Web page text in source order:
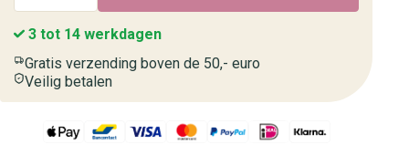
3 tot 14 werkdagen
Gratis verzending boven de 50,- euro
Veilig betalen